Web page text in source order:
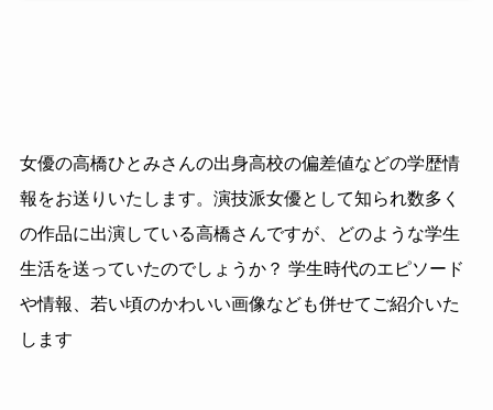
女優の高橋ひとみさんの出身高校の偏差値などの学歴情
報をお送りいたします。演技派女優として知られ数多く
の作品に出演している高橋さんですが、どのような学生
生活を送っていたのでしょうか？ 学生時代のエピソード
や情報、若い頃のかわいい画像なども併せてご紹介いた
します